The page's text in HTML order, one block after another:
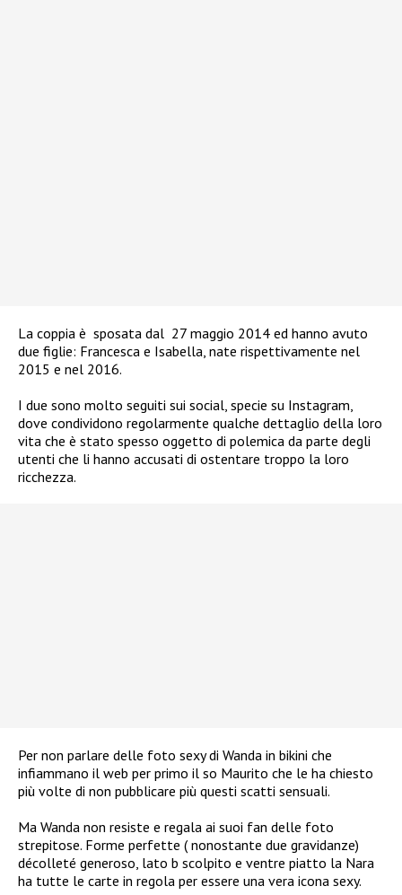
La coppia è sposata dal 27 maggio 2014 ed hanno avuto
due figlie: Francesca e Isabella, nate rispettivamente nel
2015 e nel 2016.
I due sono molto seguiti sui social, specie su Instagram,
dove condividono regolarmente qualche dettaglio della loro
vita che è stato spesso oggetto di polemica da parte degli
utenti che li hanno accusati di ostentare troppo la loro
ricchezza.
Per non parlare delle foto sexy di Wanda in bikini che
infiammano il web per primo il so Maurito che le ha chiesto
più volte di non pubblicare più questi scatti sensuali.
Ma Wanda non resiste e regala ai suoi fan delle foto
strepitose. Forme perfette ( nonostante due gravidanze)
décolleté generoso, lato b scolpito e ventre piatto la Nara
ha tutte le carte in regola per essere una vera icona sexy.